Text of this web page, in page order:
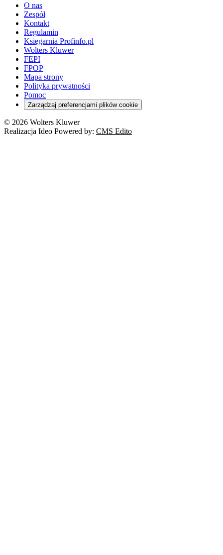
O nas
Zespół
Kontakt
Regulamin
Księgarnia Profinfo.pl
Wolters Kluwer
FEPI
FPOP
Mapa strony
Polityka prywatności
Pomoc
Zarządzaj preferencjami plików cookie
© 2026 Wolters Kluwer
Realizacja Ideo Powered by: CMS Edito